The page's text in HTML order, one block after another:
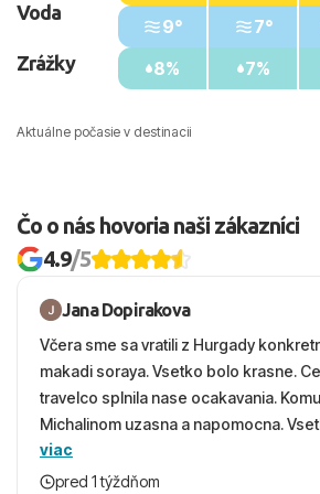
Aktuálne počasie v destinacii
Voda
Zrážky
9°
8%
7°
7%
Čo o nás hovoria naši zákazníci
4.9/5
Jana Dopirakova
Včera sme sa vratili z Hurgady
makadi soraya. Vsetko bolo krasne.
travelco splnila nase ocakavania.
Michalinom uzasna a napomocna.
vecernych hodinach zaco sa
krasny, cisty. Sluzby top. Strava,
viac
pred 1 týždňom